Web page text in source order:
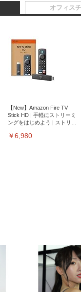
【New】Amazon Fire TV
Stick HD | 手軽にストリーミ
ングをはじめよう | ストリー
￥6,980
オフィス
SIHOO B100 オフィスチェア
／デスクチェア メッシュチェ
ア 人間工学 疲れない ブラッ
EIZO ビジネス向けプレミア
ムモニター | FlexScan
EV2740X-WT | 27.0型4K
UHD・USB Type-C・ホワイ
Amazonベーシック ペットシ
ーツ 厚型 ワイド 42枚x2袋(84
枚) ホワイト(吸収面:ライトブ